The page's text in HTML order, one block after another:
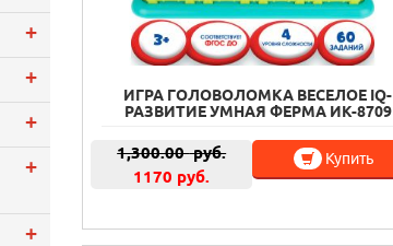
ИГРА ГОЛОВОЛОМКА ВЕСЕЛОЕ IQ-
РАЗВИТИЕ УМНАЯ ФЕРМА ИК-8709
1,300.00руб.
1170 руб.
Купить
+
+
+
+
+